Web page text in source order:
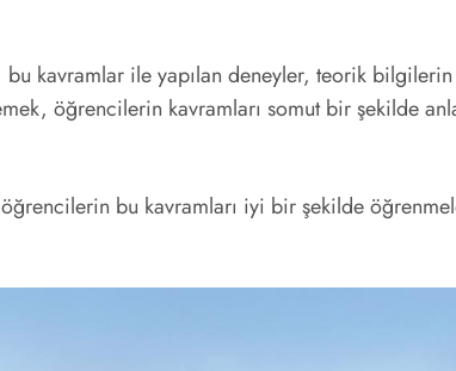
kavramlar ile yapılan deneyler, teorik
öğrencilerin kavramları somut bir şekilde
bu kavramları iyi bir şekilde